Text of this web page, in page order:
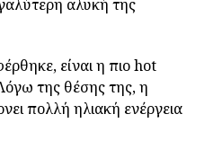
αλυκή της
είναι η πιο hot
της θέσης της, η
πολλή ηλιακή ενέργεια